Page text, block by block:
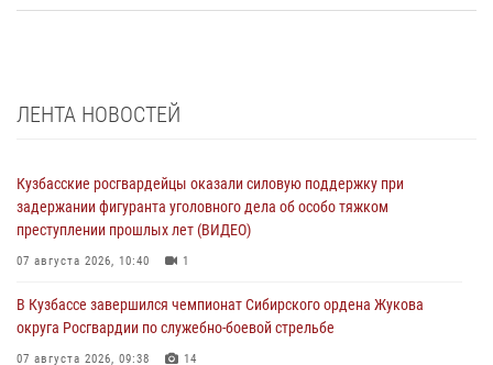
ЛЕНТА НОВОСТЕЙ
Кузбасские росгвардейцы оказали силовую поддержку при
задержании фигуранта уголовного дела об особо тяжком
преступлении прошлых лет (ВИДЕО)
07 августа 2026, 10:40 1
В Кузбассе завершился чемпионат Сибирского ордена Жукова
округа Росгвардии по служебно-боевой стрельбе
07 августа 2026, 09:38 14